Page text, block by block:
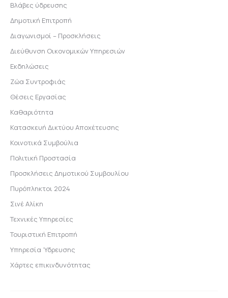
Βλάβες ύδρευσης
Δημοτική Επιτροπή
Διαγωνισμοί – Προσκλήσεις
Διεύθυνση Οικονομικών Υπηρεσιών
Εκδηλώσεις
Ζώα Συντροφιάς
Θέσεις Εργασίας
Καθαριότητα
Κατασκευή Δικτύου Αποχέτευσης
Κοινοτικά Συμβούλια
Πολιτική Προστασία
Προσκλήσεις Δημοτικού Συμβουλίου
Πυρόπληκτοι 2024
Σινέ Αλίκη
Τεχνικές Υπηρεσίες
Τουριστική Επιτροπή
Υπηρεσία Ύδρευσης
Χάρτες επικινδυνότητας